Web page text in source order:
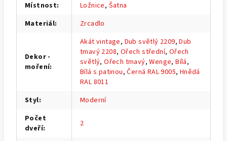
Místnost: Ložnice, Šatna
Materiál: Zrcadlo
Dekor -
moření:
Akát vintage, Dub světlý 2209,Dub
tmavý 2208, Ořech střední, Ořech
světlý,Ořech tmavý,Wenge,Bílá,
Bílá s patinou,Černá RAL 9005, Hnědá
RAL 8011
Styl:
Moderní
Počet
dveří: 2